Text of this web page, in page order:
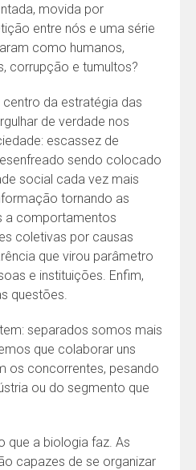
movida por
entre nós e uma série
como humanos,
corrupção e tumultos?
da estratégia das
de verdade nos
escassez de
sendo colocado
social cada vez mais
tornando as
a comportamentos
coletivas por causas
que virou parâmetro
e instituições. Enfim,
questões.
separados somos mais
que colaborar uns
os concorrentes, pesando
ou do segmento que
que a biologia faz. As
capazes de se organizar